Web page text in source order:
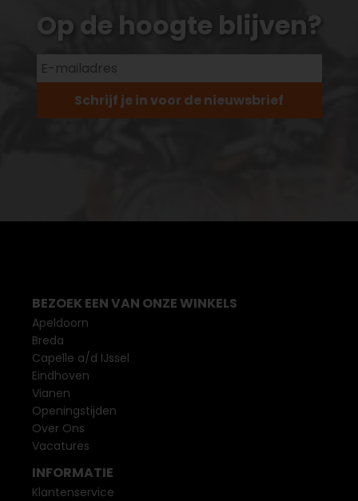
Op de hoogte blijven?
Schrijf je in voor de nieuwsbrief
BEZOEK EEN VAN ONZE WINKELS
Apeldoorn
Breda
Capelle a/d IJssel
Eindhoven
Vianen
Openingstijden
Over Ons
Vacatures
INFORMATIE
Klantenservice